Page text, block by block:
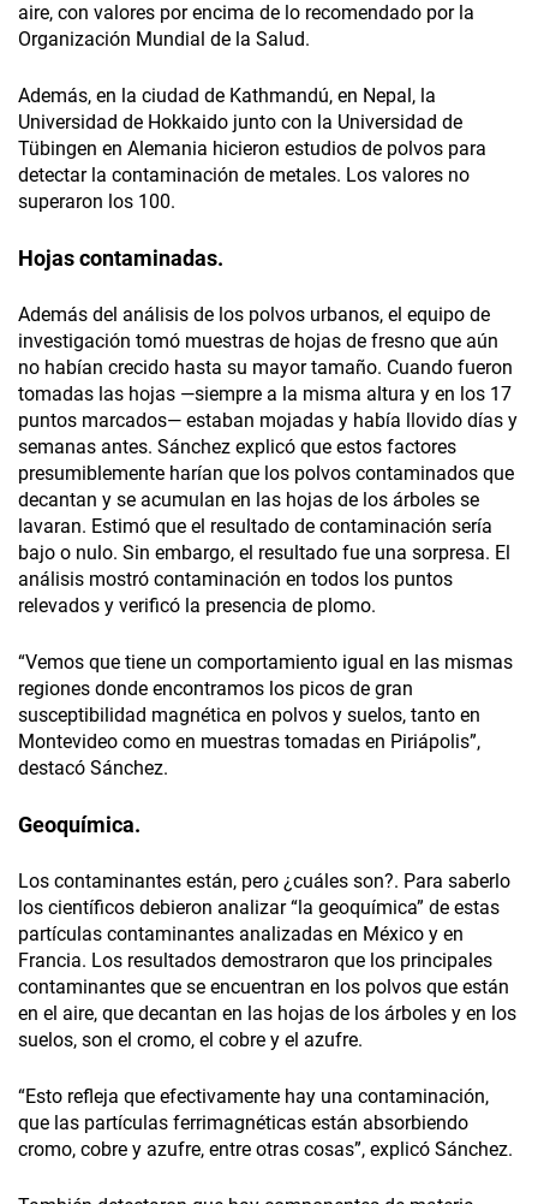
aire, con valores por encima de lo recomendado por la
Organización Mundial de la Salud.
Además, en la ciudad de Kathmandú, en Nepal, la
Universidad de Hokkaido junto con la Universidad de
Tübingen en Alemania hicieron estudios de polvos para
detectar la contaminación de metales. Los valores no
superaron los 100.
Hojas contaminadas.
Además del análisis de los polvos urbanos, el equipo de
investigación tomó muestras de hojas de fresno que aún
no habían crecido hasta su mayor tamaño. Cuando fueron
tomadas las hojas —siempre a la misma altura y en los 17
puntos marcados— estaban mojadas y había llovido días y
semanas antes. Sánchez explicó que estos factores
presumiblemente harían que los polvos contaminados que
decantan y se acumulan en las hojas de los árboles se
lavaran. Estimó que el resultado de contaminación sería
bajo o nulo. Sin embargo, el resultado fue una sorpresa. El
análisis mostró contaminación en todos los puntos
relevados y verificó la presencia de plomo.
“Vemos que tiene un comportamiento igual en las mismas
regiones donde encontramos los picos de gran
susceptibilidad magnética en polvos y suelos, tanto en
Montevideo como en muestras tomadas en Piriápolis”,
destacó Sánchez.
Geoquímica.
Los contaminantes están, pero ¿cuáles son?. Para saberlo
los científicos debieron analizar “la geoquímica” de estas
partículas contaminantes analizadas en México y en
Francia. Los resultados demostraron que los principales
contaminantes que se encuentran en los polvos que están
en el aire, que decantan en las hojas de los árboles y en los
suelos, son el cromo, el cobre y el azufre.
“Esto refleja que efectivamente hay una contaminación,
que las partículas ferrimagnéticas están absorbiendo
cromo, cobre y azufre, entre otras cosas”, explicó Sánchez.